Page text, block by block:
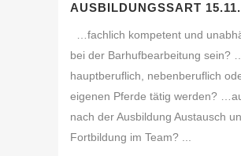
AUSBILDUNGSSART
…fachlich kompetent und
bei der Barhufbearbeitung sein?
hauptberuflich, nebenberuflich
eigenen Pferde tätig werden?
nach der Ausbildung Austausch
Fortbildung im Team? ...